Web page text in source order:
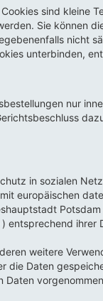
sind kleine
Sie können
nicht
unterbinden,
nur
in sozialen
europäischen
Potsdam
entsprechend
weitere
die Daten